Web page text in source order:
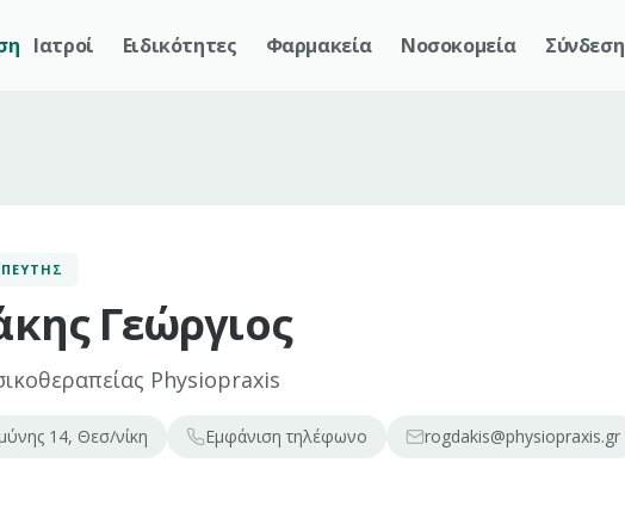
Ιατροί Ειδικότητες Φαρμακεία Νοσοκομεία Σύνδεση
Γεώργιος
Physiopraxis
14, Θεσ/νίκη Εμφάνιση τηλέφωνο rogdakis@physiopraxis.gr